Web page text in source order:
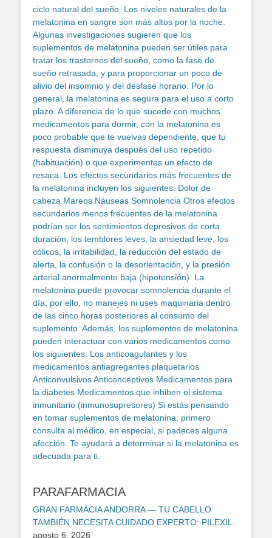
PARAFARMACIA
GRAN FARMÀCIA ANDORRA — TU CABELLO
TAMBIÉN NECESITA CUIDADO EXPERTO: PILEXIL.
agosto 6, 2026